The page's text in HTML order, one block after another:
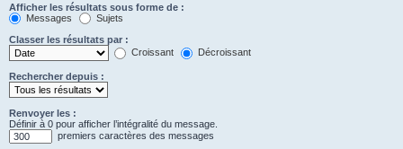
Afficher les résultats sous forme de :
Messages
Sujets
Classer les résultats par :
Croissant
Décroissant
Rechercher depuis :
Renvoyer les :
Définir à 0 pour afficher l’intégralité du message.
premiers caractères des messages